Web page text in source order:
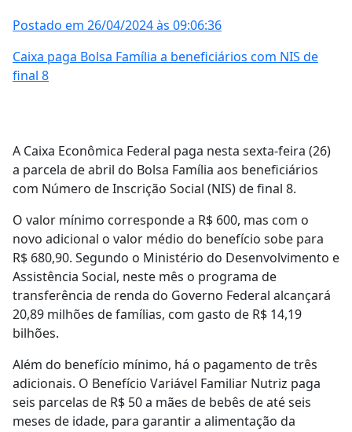
Postado em 26/04/2024 às 09:06:36
Caixa paga Bolsa Família a beneficiários com NIS de
final 8
A Caixa Econômica Federal paga nesta sexta-feira (26)
a parcela de abril do Bolsa Família aos beneficiários
com Número de Inscrição Social (NIS) de final 8.
O valor mínimo corresponde a R$ 600, mas com o
novo adicional o valor médio do benefício sobe para
R$ 680,90. Segundo o Ministério do Desenvolvimento e
Assistência Social, neste mês o programa de
transferência de renda do Governo Federal alcançará
20,89 milhões de famílias, com gasto de R$ 14,19
bilhões.
Além do benefício mínimo, há o pagamento de três
adicionais. O Benefício Variável Familiar Nutriz paga
seis parcelas de R$ 50 a mães de bebês de até seis
meses de idade, para garantir a alimentação da